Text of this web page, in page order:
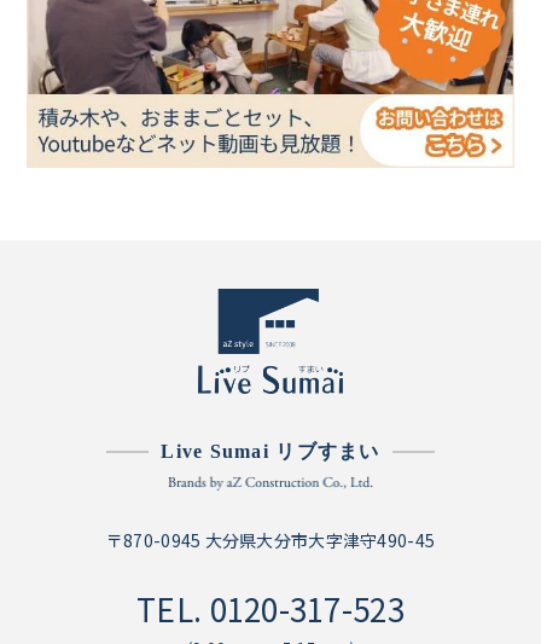
Live Sumai リブすまい
〒870-0945 大分県大分市大字津守490-45
TEL. 0120-317-523